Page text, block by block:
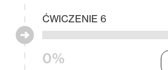
0%
ĆWICZENIE 6